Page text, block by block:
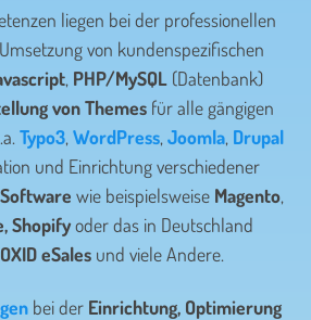
liegen bei der professionellen
von kundenspezifischen
, PHP/MySQL(Datenbank)
von Themes für alle gängigen
Typo3, WordPress, Joomla, Drupal
und Einrichtung verschiedener
wie beispielsweise Magento,
Shopifyoder das in Deutschland
OXID eSalesund viele Andere.
bei der Einrichtung, Optimierung